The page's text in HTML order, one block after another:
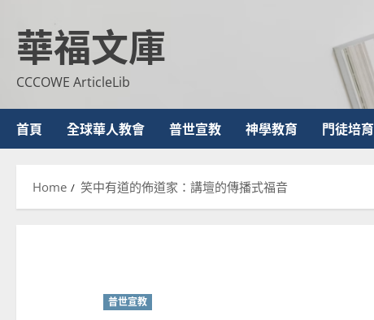
content
華福文庫
CCCOWE ArticleLib
首頁 全球華人教會 普世宣教 神學教育 門徒培育
Home 笑中有道的佈道家：講壇的傳播式福音
普世宣教